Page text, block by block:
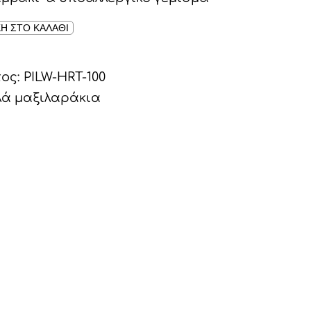
ΣΤΟ ΚΑΛΑΘΙ
PILW-HRT-100
μαξιλαράκια